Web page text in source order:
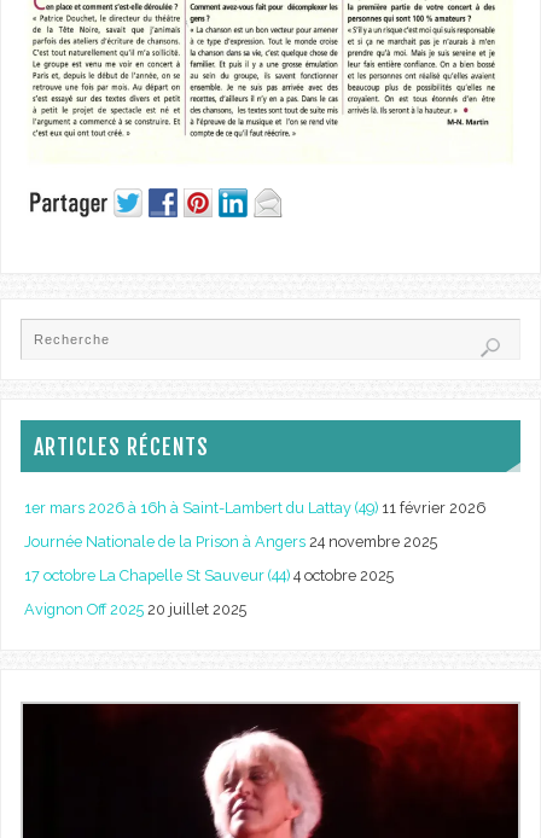
ARTICLES RÉCENTS
1er mars 2026 à 16h à Saint-Lambert du Lattay (49) 11 février 2026
Journée Nationale de la Prison à Angers 24 novembre 2025
17 octobre La Chapelle St Sauveur (44) 4 octobre 2025
Avignon Off 2025 20 juillet 2025